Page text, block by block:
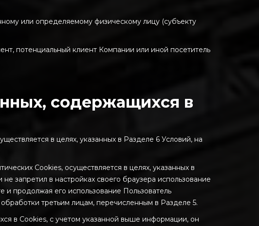
или определяемому физическому лицу (субъекту
потенциальный клиент Компании или иной посетитель
содержащихся в
в целях, указанных в Разделе 6 Условий, на
Cookies, осуществляется в целях, указанных в
запретил в настройках своего браузера использование
и продолжая его использование Пользователь
третьим лицам, перечисленным в Разделе 5.
в Cookies, с учетом указанной выше информации, он